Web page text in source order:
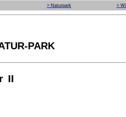
> Naturpark >
PARK
II